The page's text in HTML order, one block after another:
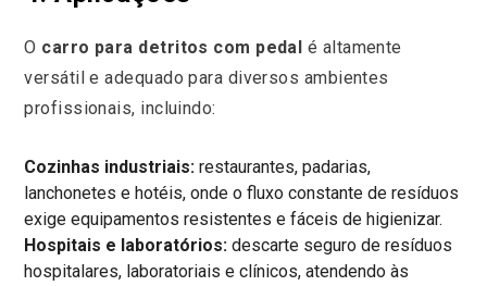
O carro para detritos com pedal é altamente
versátil e adequado para diversos ambientes
profissionais, incluindo:
Cozinhas industriais: restaurantes, padarias,
lanchonetes e hotéis, onde o fluxo constante de resíduos
exige equipamentos resistentes e fáceis de higienizar.
Hospitais e laboratórios: descarte seguro de resíduos
hospitalares, laboratoriais e clínicos, atendendo às